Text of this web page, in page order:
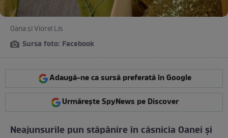
Oana și Viorel Lis
Sursa foto: Facebook
Adaugă-ne ca sursă preferată în Google
Urmărește SpyNews pe Discover
Neajunsurile pun stăpânire în căsnicia Oanei și